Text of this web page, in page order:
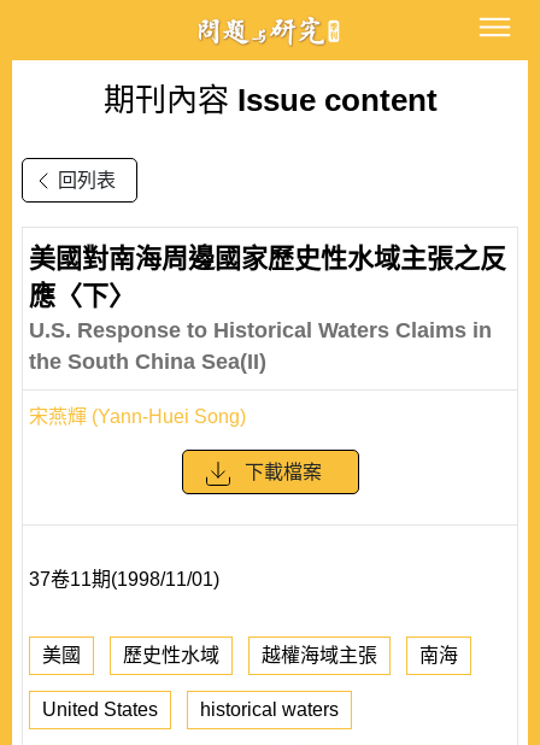
期刊內容 Issue content
回列表
美國對南海周邊國家歷史性水域主張之反
應〈下〉
U.S. Response to Historical Waters Claims in
the South China Sea(II)
宋燕輝 (Yann-Huei Song)
下載檔案
37卷11期(1998/11/01)
美國 歷史性水域 越權海域主張 南海
United States historical waters